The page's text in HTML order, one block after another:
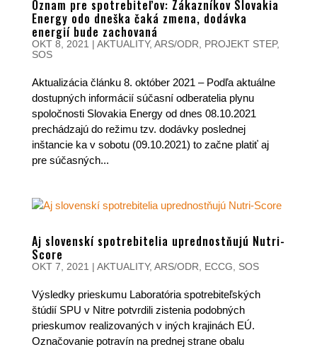
Oznam pre spotrebiteľov: Zákazníkov Slovakia
Energy odo dneška čaká zmena, dodávka
energií bude zachovaná
OKT 8, 2021 | AKTUALITY, ARS/ODR PROJEKT STEP,
SOS
Aktualizácia článku 8. október 2021 – Podľa aktuálne
dostupných informácií súčasní odberatelia plynu
spoločnosti Slovakia Energy od dnes 08.10.2021
prechádzajú do režimu tzv. dodávky poslednej
inštancie ka v sobotu (09.10.2021) to začne platiť aj
pre súčasných...
Aj slovenskí spotrebitelia uprednostňujú Nutri-
Score
OKT 7, 2021 | AKTUALITY, ARS/ODR ECCG SOS
Výsledky prieskumu Laboratória spotrebiteľských
štúdií SPU v Nitre potvrdili zistenia podobných
prieskumov realizovaných v iných krajinách EÚ.
Označovanie potravín na prednej strane obalu